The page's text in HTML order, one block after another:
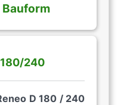
180/240
D 180 / 240